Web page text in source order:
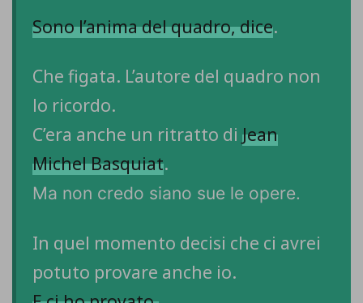
Sono l’anima del quadro, dice.
Che figata. L’autore del quadro non
lo ricordo.
C’era anche un ritratto di Jean
Michel Basquiat.
Ma non credo siano sue le opere.
In quel momento decisi che ci avrei
potuto provare anche io.